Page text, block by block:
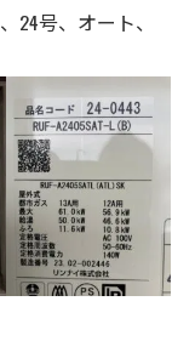
、24号、オート、